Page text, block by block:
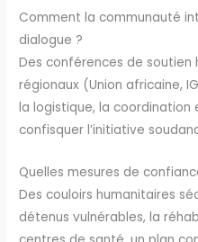
Comment la communauté
dialogue ?
Des conférences de soutien
régionaux (Union africaine,
la logistique, la coordination
confisquer l’initiative
Quelles mesures de
Des couloirs humanitaires
détenus vulnérables, la